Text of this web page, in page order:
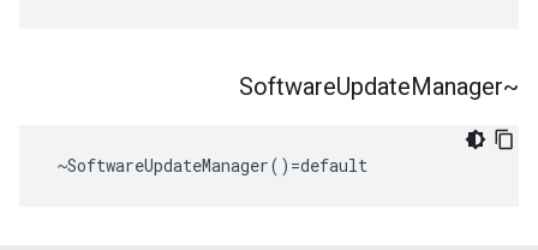
~Software
UpdateManager
~SoftwareUpdateManager()=default